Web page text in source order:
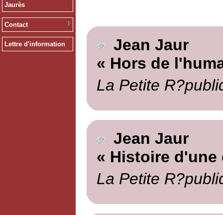
Jaurès
Contact
Lettre d'information
Jean Jaur
« Hors de
La Petite
Jean Jaur
« Histoire d'une
La Petite